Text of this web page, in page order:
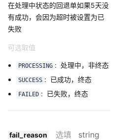
在处理中状态的回退单如果5天没
有成功，会因为超时被设置为已
失败
可选取值
PROCESSING : 处理中，非终态
SUCCESS : 已成功，终态
FAILED : 已失败，终态
fail_reason 选填 string